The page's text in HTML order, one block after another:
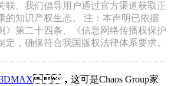
联。我们倡导用户通过官方渠道获取正
的知识产权生态。 注：本声明已依据
》第二十四条、《信息网络传播权保护
定，确保符合我国版权法律体系要求。
，这可是Chaos Group家